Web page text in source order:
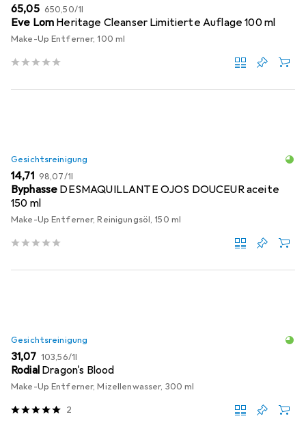
EUR
65,05 EUR
650,50/1l
Eve Lom Heritage Cleanser Limitierte Auflage 100 ml
Make-Up Entferner, 100 ml
Gesichtsreinigung
EUR
14,71 EUR
98,07/1l
Byphasse DESMAQUILLANTE OJOS DOUCEUR aceite
150 ml
Make-Up Entferner, Reinigungsöl, 150 ml
Gesichtsreinigung
EUR
31,07 EUR
103,56/1l
Rodial Dragon's Blood
Make-Up Entferner, Mizellenwasser, 300 ml
2